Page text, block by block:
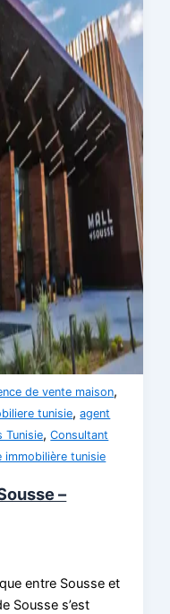
de vente maison,
tunisie,agent
Tunisie,Consultant
immobilière tunisie
–
entre Sousse et
Sousse s’est